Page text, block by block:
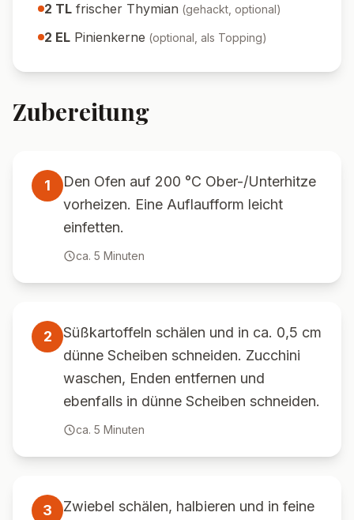
2 TL frischer Thymian (gehackt, optional)
2 EL Pinienkerne (optional, als Topping)
Zubereitung
1
Den Ofen auf 200 °C Ober-/Unterhitze
vorheizen. Eine Auflaufform leicht
einfetten.
ca. 5 Minuten
2
Süßkartoffeln schälen und in ca. 0,5 cm
dünne Scheiben schneiden. Zucchini
waschen, Enden entfernen und
ebenfalls in dünne Scheiben schneiden.
ca. 5 Minuten
3
Zwiebel schälen, halbieren und in feine